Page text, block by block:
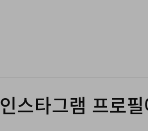
인스타그램 프로